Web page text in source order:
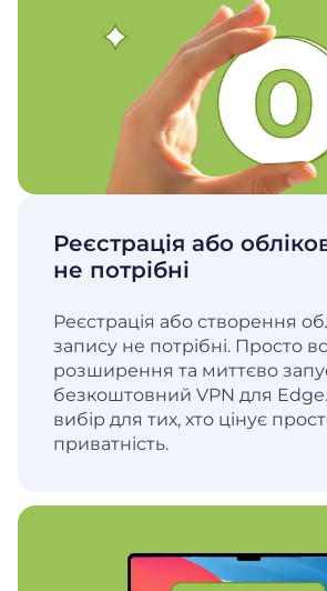
Реєстрація або
не потрібні
Реєстрація або створення
запису не потрібні. Просто
розширення та миттєво
безкоштовний VPN для
вибір для тих, хто цінує
приватність.